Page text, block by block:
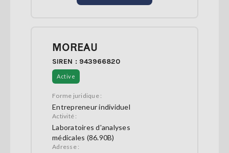
MOREAU
SIREN : 943966820
Active
Forme juridique :
Entrepreneur individuel
Activité :
Laboratoires d'analyses
médicales (86.90B)
Adresse :